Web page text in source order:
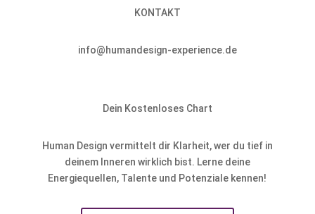
KONTAKT
info@humandesign-experience.de
Dein Kostenloses Chart
Human Design vermittelt dir Klarheit, wer du tief in
deinem Inneren wirklich bist. Lerne deine
Energiequellen, Talente und Potenziale kennen!